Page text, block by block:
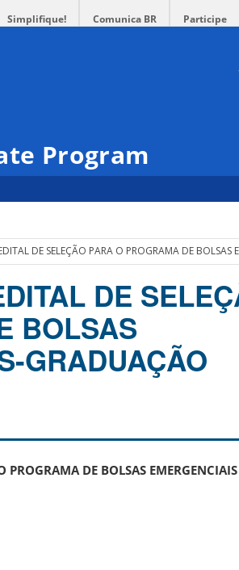
Simplifique! Comunica BR Participe
Program
DE SELEÇÃO PARA O PROGRAMA DE BOLSAS
DE
BOLSAS
GRADUAÇÃO
PROGRAMA DE BOLSAS